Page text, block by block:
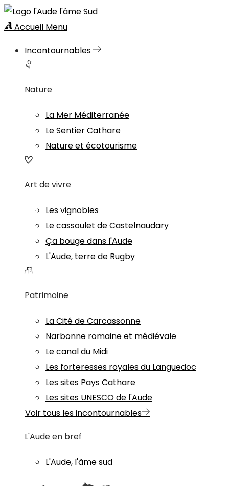
Accueil Menu
Incontournables
Nature
La Mer Méditerranée
Le Sentier Cathare
Nature et écotourisme
Art de vivre
Les vignobles
Le cassoulet de Castelnaudary
Ça bouge dans l'Aude
L'Aude, terre de Rugby
Patrimoine
La Cité de Carcassonne
Narbonne romaine et médiévale
Le canal du Midi
Les forteresses royales du Languedoc
Les sites Pays Cathare
Les sites UNESCO de l'Aude
Voir tous les incontournables
L'Aude en bref
L'Aude, l'âme sud